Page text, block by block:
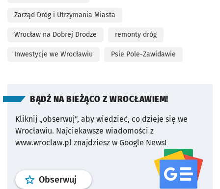
Zarząd Dróg i Utrzymania Miasta
Wrocław na Dobrej Drodze remonty dróg
Inwestycje we Wrocławiu Psie Pole-Zawidawie
BĄDŹ NA BIEŻĄCO Z WROCŁAWIEM!
Kliknij „obserwuj”, aby wiedzieć, co dzieje się we
Wrocławiu. Najciekawsze wiadomości z
www.wroclaw.pl znajdziesz w Google News!
Obserwuj profil serwisu